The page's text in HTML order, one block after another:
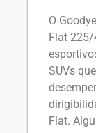
O
Flat
SUVs
Flat.